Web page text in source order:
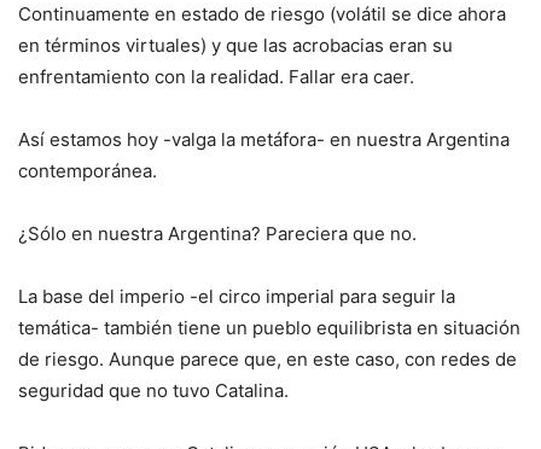
Continuamente en estado de riesgo (volátil se dice ahora
en términos virtuales) y que las acrobacias eran su
enfrentamiento con la realidad. Fallar era caer.
Así estamos hoy -valga la metáfora- en nuestra Argentina
contemporánea.
¿Sólo en nuestra Argentina? Pareciera que no.
La base del imperio -el circo imperial para seguir la
temática- también tiene un pueblo equilibrista en situación
de riesgo. Aunque parece que, en este caso, con redes de
seguridad que no tuvo Catalina.